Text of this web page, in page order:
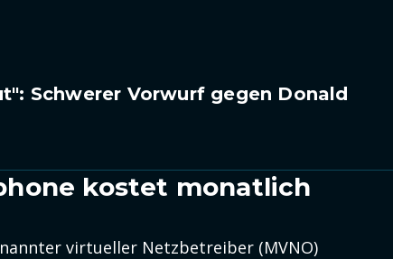
Schwerer Vorwurf gegen Donald
kostet monatlich
virtueller Netzbetreiber (MVNO)